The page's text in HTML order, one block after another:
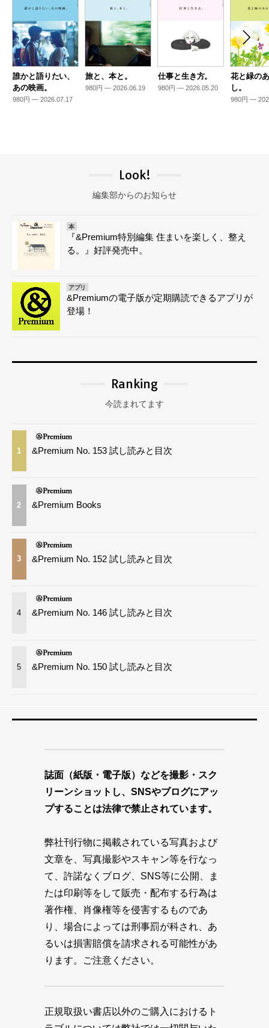
誰かと語りたい、
あの映画。
980円 — 2026.07.17
旅と、本と。
980円 — 2026.06.19
仕事と生き方。
980円 — 2026.05.20
花と緑の
し。
980円 —
Look!
編集部からのお知らせ
本
『&Premium特別編集 住まいを楽しく、整え
る。』好評発売中。
アプリ
&Premiumの電子版が定期購読できるアプリが
登場！
Ranking
今読まれてます
1 &Premium No. 153 試し読みと目次
2 &Premium Books
3 &Premium No. 152 試し読みと目次
4 &Premium No. 146 試し読みと目次
5 &Premium No. 150 試し読みと目次
誌面（紙版・電子版）などを撮影・スク
リーンショットし、SNSやブログにアッ
プすることは法律で禁止されています。
弊社刊行物に掲載されている写真および
文章を、写真撮影やスキャン等を行なっ
て、許諾なくブログ、SNS等に公開、ま
たは印刷等をして販売・配布する行為は
著作権、肖像権等を侵害するものであ
り、場合によっては刑事罰が科され、あ
るいは損害賠償を請求される可能性があ
ります。ご注意ください。
正規取扱い書店以外のご購入におけるト